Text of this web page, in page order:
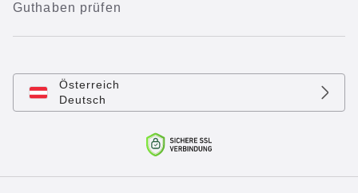
Guthaben prüfen
Österreich
Deutsch